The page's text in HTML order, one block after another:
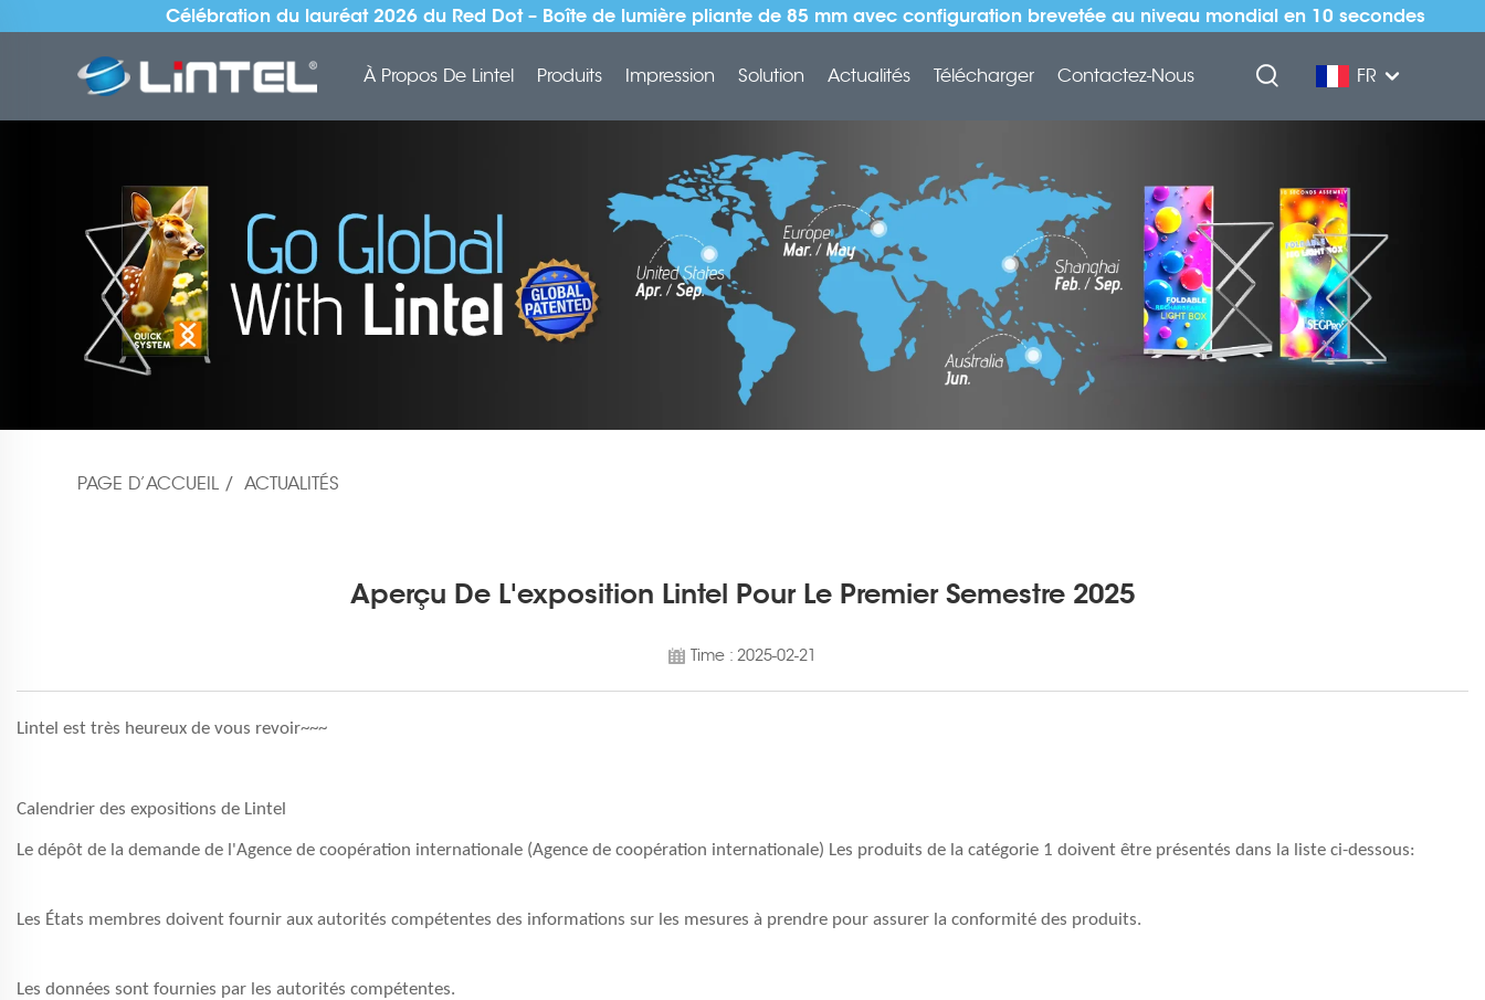
Célébration du lauréat 2026 du Red Dot – Boîte de lumière pliante de 85 mm avec configuration brevetée au niveau mondial en 10 secondes
À Propos De Lintel Produits Impression Solution Actualités Télécharger Contactez-Nous FR
PAGE D’ACCUEIL / ACTUALITÉS
Aperçu De L'exposition Lintel Pour Le Premier Semestre 2025
Time : 2025-02-21
Lintel est très heureux de vous revoir~~~
Calendrier des expositions de Lintel
Le dépôt de la demande de l'Agence de coopération internationale (Agence de coopération internationale) Les produits de la catégorie 1 doivent être présentés dans la liste ci-dessous:
Les États membres doivent fournir aux autorités compétentes des informations sur les mesures à prendre pour assurer la conformité des produits.
Les données sont fournies par les autorités compétentes.